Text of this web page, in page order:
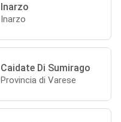
Inarzo
Inarzo
Caidate Di Sumirago
Provincia di Varese